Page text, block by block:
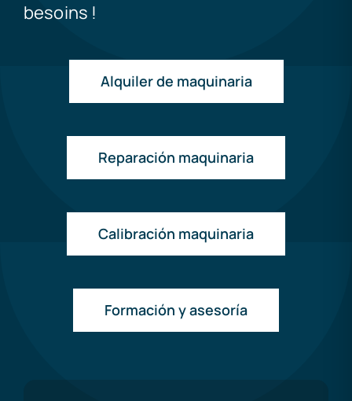
besoins !
Alquiler de maquinaria
Reparación maquinaria
Calibración maquinaria
Formación y asesoría